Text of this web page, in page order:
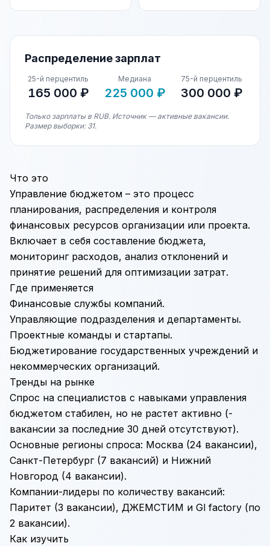
Распределение зарплат
25-й перцентиль
165 000 ₽
Медиана
225 000 ₽
75-й перцентиль
300 000 ₽
Только зарплаты в RUB. Источник — активные вакансии.
Размер выборки: 31.
Что это
Управление бюджетом – это процесс
планирования, распределения и контроля
финансовых ресурсов организации или проекта.
Включает в себя составление бюджета,
мониторинг расходов, анализ отклонений и
принятие решений для оптимизации затрат.
Где применяется
Финансовые службы компаний.
Управляющие подразделения и департаменты.
Проектные команды и стартапы.
Бюджетирование государственных учреждений и
некоммерческих организаций.
Тренды на рынке
Спрос на специалистов с навыками управления
бюджетом стабилен, но не растет активно (-
вакансии за последние 30 дней отсутствуют).
Основные регионы спроса: Москва (24 вакансии),
Санкт-Петербург (7 вакансий) и Нижний
Новгород (4 вакансии).
Компании-лидеры по количеству вакансий:
Паритет (3 вакансии), ДЖЕМСТИМ и Gl factory (по
2 вакансии).
Как изучить